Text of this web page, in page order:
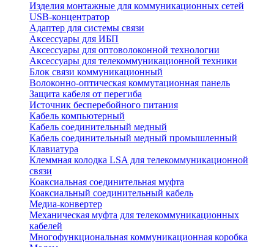
Изделия монтажные для коммуникационных сетей
USB-концентратор
Адаптер для системы связи
Аксессуары для ИБП
Аксессуары для оптоволоконной технологии
Аксессуары для телекоммуникационной техники
Блок связи коммуникационный
Волоконно-оптическая коммутационная панель
Защита кабеля от перегиба
Источник бесперебойного питания
Кабель компьютерный
Кабель соединительный медный
Кабель соединительный медный промышленный
Клавиатура
Клеммная колодка LSA для телекоммуникационной
связи
Коаксиальная соединительная муфта
Коаксиальный соединительный кабель
Медиа-конвертер
Механическая муфта для телекоммуникационных
кабелей
Многофункциональная коммуникационная коробка